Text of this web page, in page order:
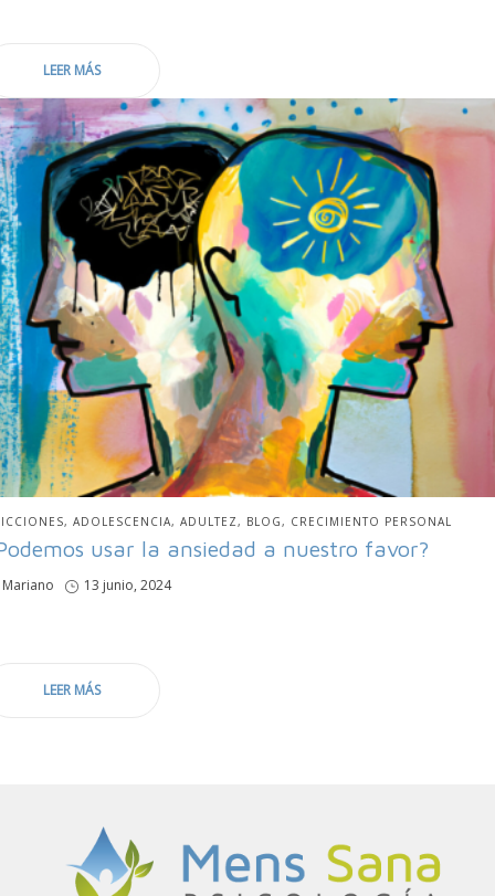
LEER MÁS
ADOLESCENCIA ADULTEZ BLOG CRECIMIENTO PERSONAL
usar la ansiedad a nuestro favor?
por
Mariano
Publicado
13 junio, 2024
LEER MÁS